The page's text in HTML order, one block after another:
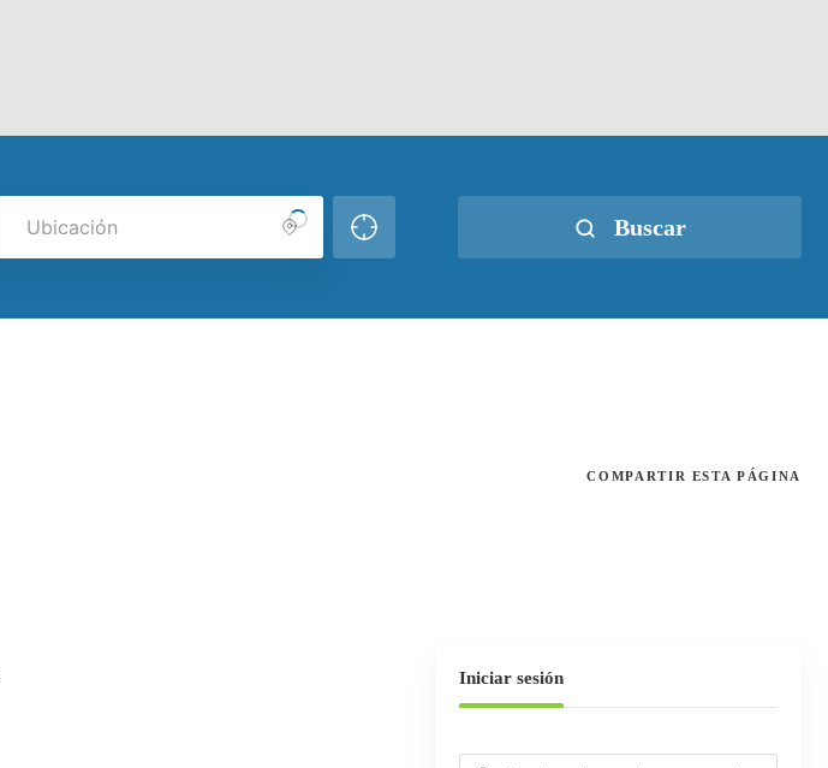
Buscar
COMPARTIR ESTA PÁGINA
Iniciar sesión